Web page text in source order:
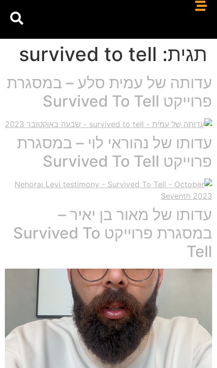
תגית: survived to tell
עדותה של עמית סלע – במסגרת
פרוייקט Survived To Tell
עדותו של נהוראי לוי – במסגרת
פרוייקט Survived To Tell
עדותו של מאור בן יאיר –
במסגרת פרוייקט Survived To
Tell